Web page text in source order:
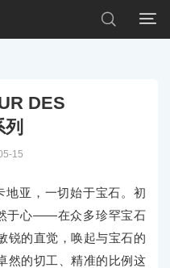


DES
15
地亚，一切始于宝石。初
于心——在众多珍罕宝石
锐的直觉，唤起与宝石的
然的切工、精准的比例这